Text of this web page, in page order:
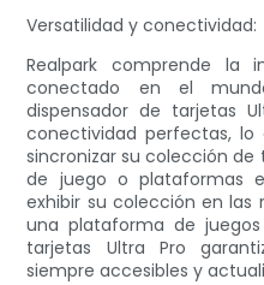
Versatilidad y conectividad:
Realpark comprende la
conectado en el
dispensador de tarjetas
conectividad perfectas,
sincronizar su colección
de juego o plataformas
exhibir su colección en las
una plataforma de
tarjetas Ultra Pro
siempre accesibles y